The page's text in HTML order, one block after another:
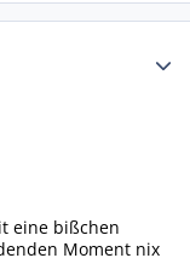
eine bißchen
Moment nix